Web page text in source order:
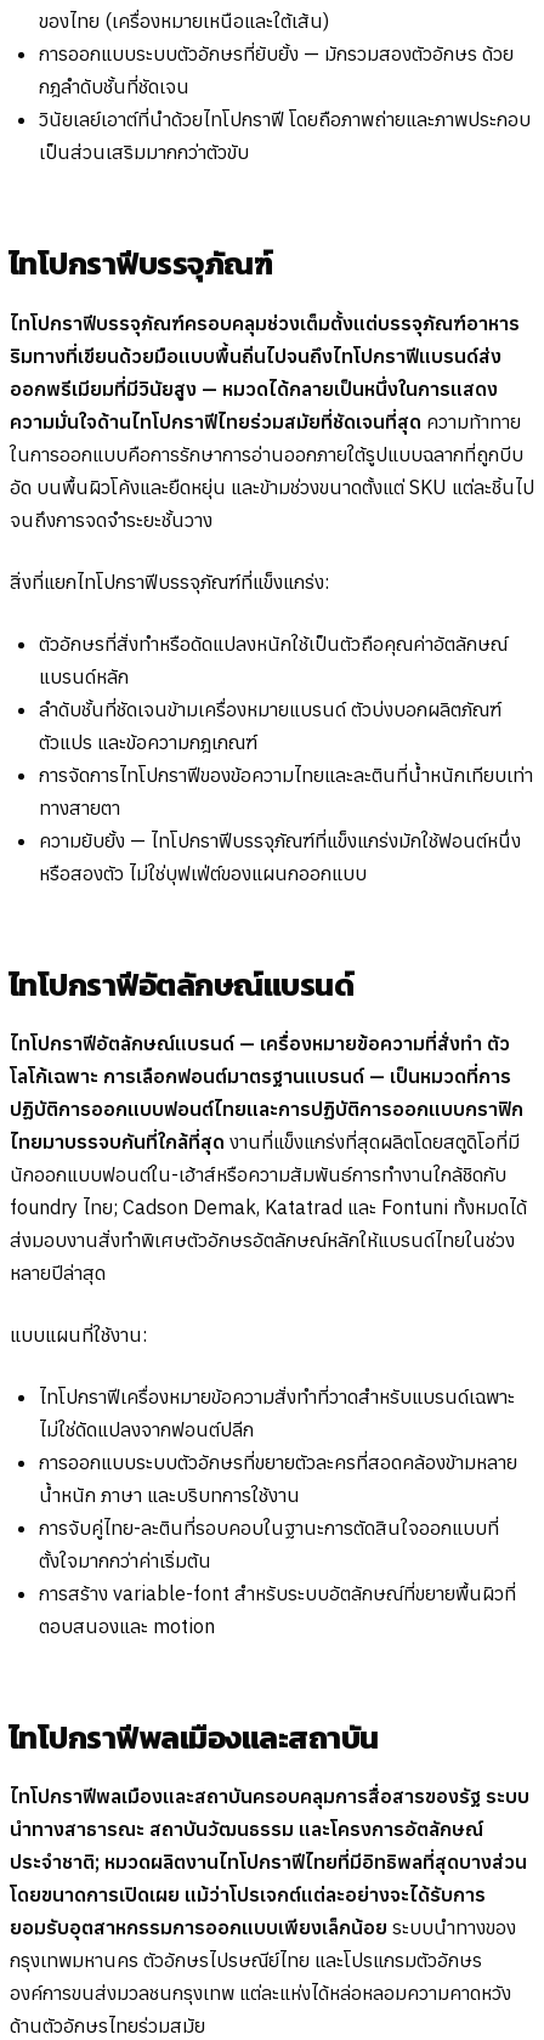
ของไทย (เครื่องหมายเหนือและใต้เส้น)
การออกแบบระบบตัวอักษรที่ยับยั้ง — มักรวมสองตัวอักษร ด้วย
กฎลำดับชั้นที่ชัดเจน
วินัยเลย์เอาต์ที่นำด้วยไทโปกราฟี โดยถือภาพถ่ายและภาพประกอบ
เป็นส่วนเสริมมากกว่าตัวขับ
ไทโปกราฟีบรรจุภัณฑ์
ไทโปกราฟีบรรจุภัณฑ์ครอบคลุมช่วงเต็มตั้งแต่บรรจุภัณฑ์อาหาร
ริมทางที่เขียนด้วยมือแบบพื้นถิ่นไปจนถึงไทโปกราฟีแบรนด์ส่ง
ออกพรีเมียมที่มีวินัยสูง — หมวดได้กลายเป็นหนึ่งในการแสดง
ความมั่นใจด้านไทโปกราฟีไทยร่วมสมัยที่ชัดเจนที่สุด ความท้าทาย
ในการออกแบบคือการรักษาการอ่านออกภายใต้รูปแบบฉลากที่ถูกบีบ
อัด บนพื้นผิวโค้งและยืดหยุ่น และข้ามช่วงขนาดตั้งแต่ SKU แต่ละชิ้นไป
จนถึงการจดจำระยะชั้นวาง
สิ่งที่แยกไทโปกราฟีบรรจุภัณฑ์ที่แข็งแกร่ง:
ตัวอักษรที่สั่งทำหรือดัดแปลงหนักใช้เป็นตัวถือคุณค่าอัตลักษณ์
แบรนด์หลัก
ลำดับชั้นที่ชัดเจนข้ามเครื่องหมายแบรนด์ ตัวบ่งบอกผลิตภัณฑ์
ตัวแปร และข้อความกฎเกณฑ์
การจัดการไทโปกราฟีของข้อความไทยและละตินที่น้ำหนักเทียบเท่า
ทางสายตา
ความยับยั้ง — ไทโปกราฟีบรรจุภัณฑ์ที่แข็งแกร่งมักใช้ฟอนต์หนึ่ง
หรือสองตัว ไม่ใช่บุฟเฟ่ต์ของแผนกออกแบบ
ไทโปกราฟีอัตลักษณ์แบรนด์
ไทโปกราฟีอัตลักษณ์แบรนด์ — เครื่องหมายข้อความที่สั่งทำ ตัว
โลโก้เฉพาะ การเลือกฟอนต์มาตรฐานแบรนด์ — เป็นหมวดที่การ
ปฏิบัติการออกแบบฟอนต์ไทยและการปฏิบัติการออกแบบกราฟิก
ไทยมาบรรจบกันที่ใกล้ที่สุด งานที่แข็งแกร่งที่สุดผลิตโดยสตูดิโอที่มี
นักออกแบบฟอนต์ใน-เฮ้าส์หรือความสัมพันธ์การทำงานใกล้ชิดกับ
foundry ไทย; Cadson Demak, Katatrad และ Fontuni ทั้งหมดได้
ส่งมอบงานสั่งทำพิเศษตัวอักษรอัตลักษณ์หลักให้แบรนด์ไทยในช่วง
หลายปีล่าสุด
แบบแผนที่ใช้งาน:
ไทโปกราฟีเครื่องหมายข้อความสั่งทำที่วาดสำหรับแบรนด์เฉพาะ
ไม่ใช่ดัดแปลงจากฟอนต์ปลีก
การออกแบบระบบตัวอักษรที่ขยายตัวละครที่สอดคล้องข้ามหลาย
น้ำหนัก ภาษา และบริบทการใช้งาน
การจับคู่ไทย-ละตินที่รอบคอบในฐานะการตัดสินใจออกแบบที่
ตั้งใจมากกว่าค่าเริ่มต้น
การสร้าง variable-font สำหรับระบบอัตลักษณ์ที่ขยายพื้นผิวที่
ตอบสนองและ motion
ไทโปกราฟีพลเมืองและสถาบัน
ไทโปกราฟีพลเมืองและสถาบันครอบคลุมการสื่อสารของรัฐ ระบบ
นำทางสาธารณะ สถาบันวัฒนธรรม และโครงการอัตลักษณ์
ประจำชาติ; หมวดผลิตงานไทโปกราฟีไทยที่มีอิทธิพลที่สุดบางส่วน
โดยขนาดการเปิดเผย แม้ว่าโปรเจกต์แต่ละอย่างจะได้รับการ
ยอมรับอุตสาหกรรมการออกแบบเพียงเล็กน้อย ระบบนำทางของ
กรุงเทพมหานคร ตัวอักษรไปรษณีย์ไทย และโปรแกรมตัวอักษร
องค์การขนส่งมวลชนกรุงเทพ แต่ละแห่งได้หล่อหลอมความคาดหวัง
ด้านตัวอักษรไทยร่วมสมัย